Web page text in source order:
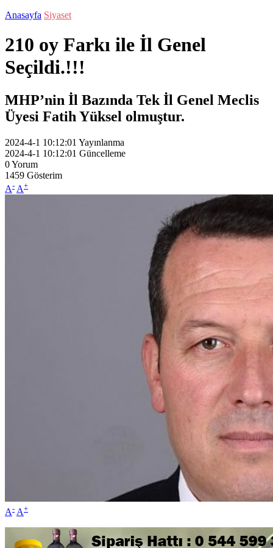
Anasayfa Siyaset
210 oy Farkı ile İl Genel
Seçildi.!!!
MHP’nin İl Bazında Tek İl Genel Meclis
Üyesi Fatih Yüksel olmuştur.
2024-4-1 10:12:01 Yayınlanma
2024-4-1 10:12:01 Güncelleme
0Yorum
1459 Gösterim
A- A+
A- A+